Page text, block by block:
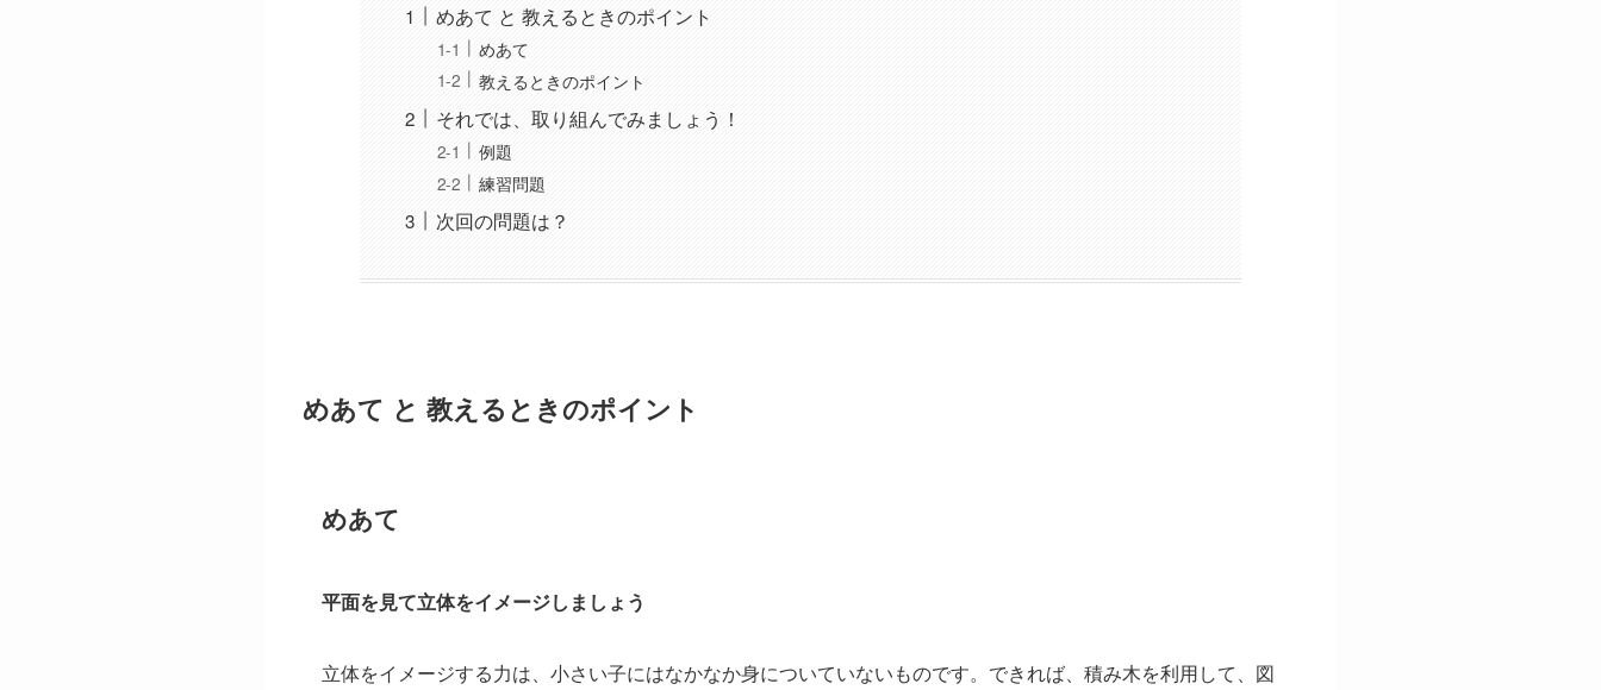
めあて と 教えるときのポイント
めあて
教えるときのポイント
それでは、取り組んでみましょう！
例題
練習問題
次回の問題は？
めあて と 教えるときのポイント
めあて
平面を見て立体をイメージしましょう
立体をイメージする力は、小さい子にはなかなか身についていないものです。できれば、積み木を利用して、図